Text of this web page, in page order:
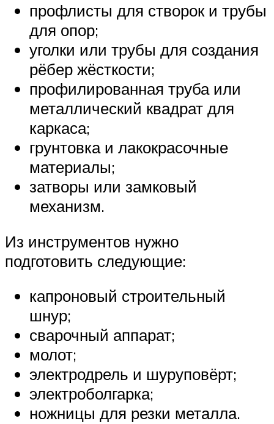
профлисты для створок и трубы
для опор;
уголки или трубы для создания
рёбер жёсткости;
профилированная труба или
металлический квадрат для
каркаса;
грунтовка и лакокрасочные
материалы;
затворы или замковый
механизм.
Из инструментов нужно
подготовить следующие:
капроновый строительный
шнур;
сварочный аппарат;
молот;
электродрель и шуруповёрт;
электроболгарка;
ножницы для резки металла.